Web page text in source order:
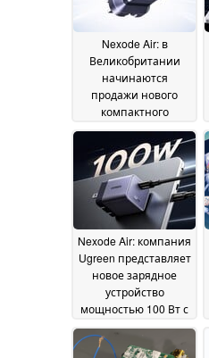
Nexode Air: в
Великобритании
начинаются
продажи нового
компактного
зарядного
устройства GaN
мощностью 100 Вт
от компании Ugreen
08 July 2026
Nexode Air: компания
Ugreen представляет
новое зарядное
устройство
мощностью 100 Вт с
компактным
дизайном